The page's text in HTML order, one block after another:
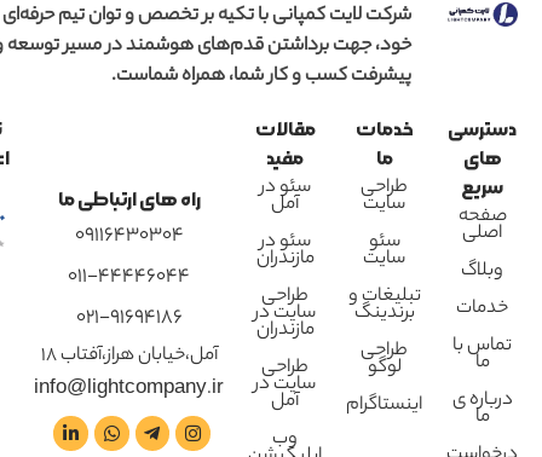
شرکت لایت کمپانی با تکیه بر تخصص و توان تیم حرفه‌ای
خود، جهت برداشتن قدم‌های هوشمند در مسیر توسعه
پیشرفت کسب و کار شما، همراه شماست.
دسترسی
های
سریع
صفحه
اصلی
وبلاگ
خدمات
تماس با
ما
درباره ی
ما
خدمات
ما
طراحی
سایت
سئو
سایت
تبلیغات و
برندینگ
طراحی
لوگو
اینستاگرام
مقالات
مفید
سئو در
آمل
سئو در
مازندران
طراحی
سایت در
مازندران
طراحی
سایت در
آمل
وب
راه های ارتباطی ما
09116430304
011-44446044
021-91694186
آمل،خیابان هراز،آفتاب 18
info@lightcompany.ir